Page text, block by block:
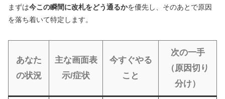
まずは今この瞬間に改札をどう通るかを優先し、そのあとで原因
を落ち着いて特定します。
あなた
の状況
主な画面表
示/症状
今すぐやる
こと
次の一手
（原因切り
分け）